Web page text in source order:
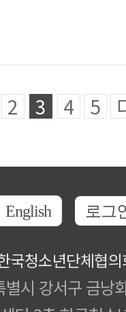
2 3 4 5
English 로그
국청소년단체협
시 강서구 금낭